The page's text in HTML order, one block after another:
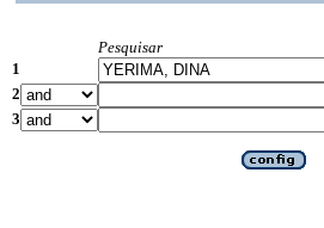
Pesquisar
1
2
3